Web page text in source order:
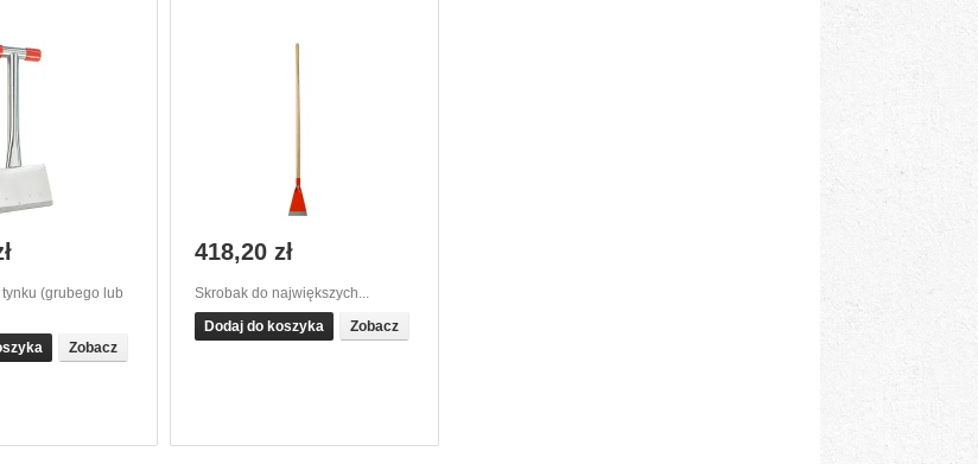
(grubego lub
Zobacz
418,20 zł
Skrobak do największych...
Dodaj do koszyka
Zobacz